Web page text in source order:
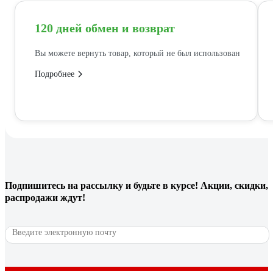
120 дней обмен и возврат
Вы можете вернуть товар, который не был использован
Подробнее
Подпишитесь на рассылку и будьте в курсе! Акции, скидки,
распродажи ждут!